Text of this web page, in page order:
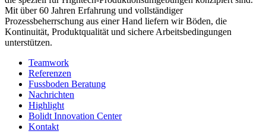
Mit über 60 Jahren Erfahrung und vollständiger
Prozessbeherrschung aus einer Hand liefern wir Böden, die
Kontinuität, Produktqualität und sichere Arbeitsbedingungen
unterstützen.
Teamwork
Referenzen
Fussboden Beratung
Nachrichten
Highlight
Bolidt Innovation Center
Kontakt